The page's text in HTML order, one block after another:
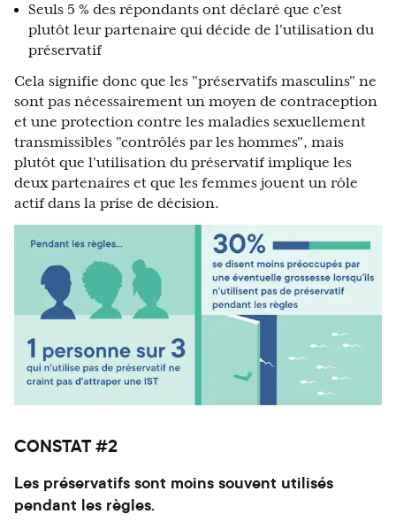
Seuls 5 % des répondants ont déclaré que c’est
plutôt leur partenaire qui décide de l'utilisation du
préservatif
Cela signifie donc que les "préservatifs masculins" ne
sont pas nécessairement un moyen de contraception
et une protection contre les maladies sexuellement
transmissibles "contrôlés par les hommes", mais
plutôt que l'utilisation du préservatif implique les
deux partenaires et que les femmes jouent un rôle
actif dans la prise de décision.
CONSTAT #2
Les préservatifs sont moins souvent utilisés
pendant les règles.